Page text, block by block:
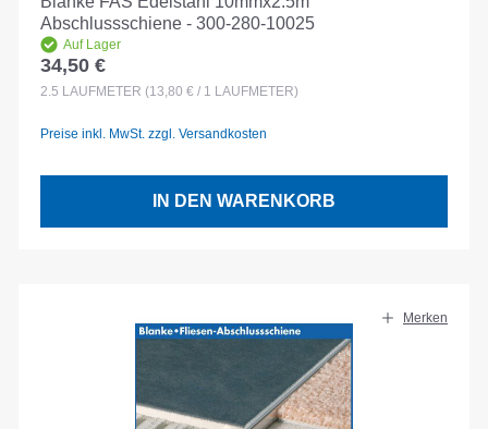
Abschlussschiene - 300-280-10025
Auf Lager
Regulärer Preis:
34,50 €
2.5 LAUFMETER (13,80 € / 1 LAUFMETER)
Preise inkl. MwSt. zzgl. Versandkosten
IN DEN WARENKORB
Merken